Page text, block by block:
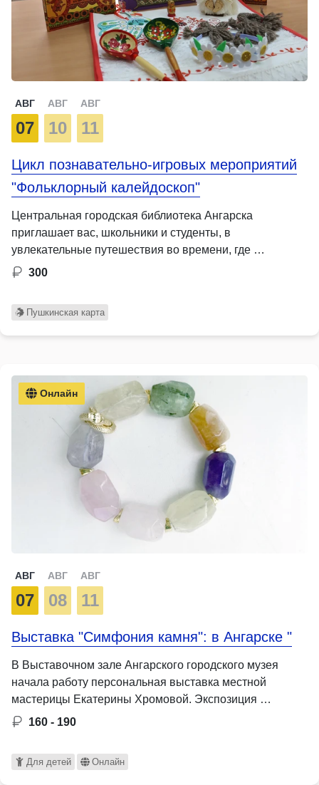
АВГ
07
АВГ
10
АВГ
11
Цикл познавательно-игровых мероприятий
"Фольклорный калейдоскоп"
Центральная городская библиотека Ангарска
приглашает вас, школьники и студенты, в
увлекательные путешествия во времени, где …
300
Пушкинская карта
Онлайн
АВГ
07
АВГ
08
АВГ
11
Выставка "Симфония камня": в Ангарске "
В Выставочном зале Ангарского городского музея
начала работу персональная выставка местной
мастерицы Екатерины Хромовой. Экспозиция …
160 - 190
Для детей Онлайн